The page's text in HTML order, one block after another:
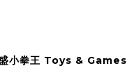
小拳王 Toys & Games